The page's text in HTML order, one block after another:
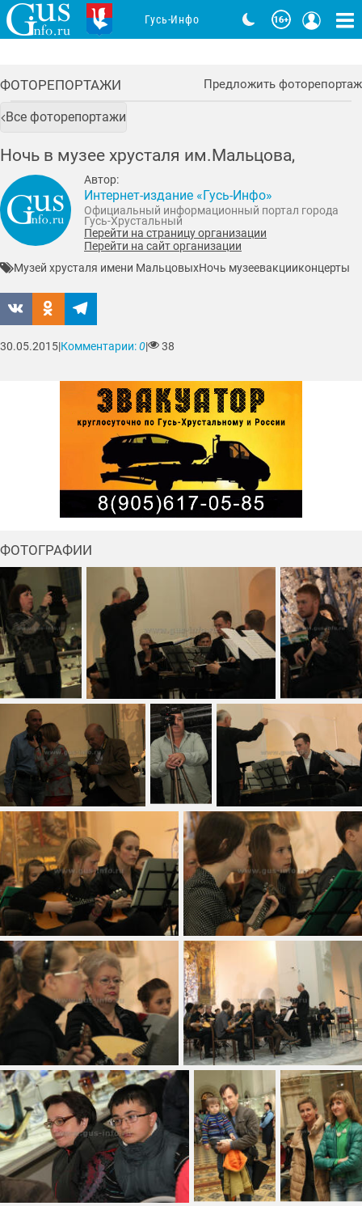
ФОТОРЕПОРТАЖИ Предложить фоторепортаж
Все фоторепортажи
Ночь в музее хрусталя им.Мальцова,
Автор:
Интернет-издание «Гусь-Инфо»
Официальный информационный портал города
Гусь-Хрустальный
Перейти на страницу организации
Перейти на сайт организации
Музей хрусталя имени МальцовыхНочь музеевакцииконцерты
30.05.2015|Комментарии:0| 38
ФОТОГРАФИИ
Гусь-Инфо